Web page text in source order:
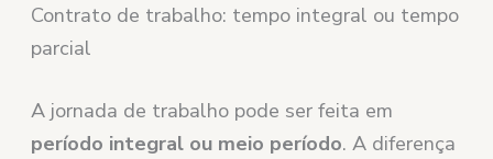
Contrato de trabalho: tempo integral ou tempo
parcial
A jornada de trabalho pode ser feita em
período integral ou meio período. A diferença